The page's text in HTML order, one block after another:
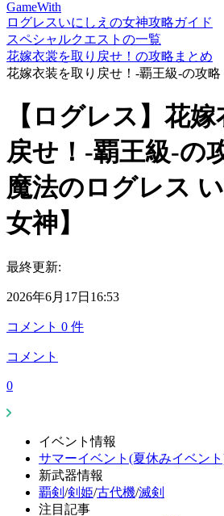
GameWith
ログレスいにしえの女神攻略ガイド
スペシャルクエストの一覧
花嫁衣裳を取り戻せ！の攻略まとめ
花嫁衣装を取り戻せ！-覇王級-の攻略
【ログレス】花
戻せ！-覇王級-の
魔法のログレス
女神】
最終更新:
2026年6月17日16:53
コメント 0 件
コメント
0
イベント情報
サマーイベント(夏休みイベン
新武器情報
覇剣 /剣姫/古代機/滅剣
注目記事